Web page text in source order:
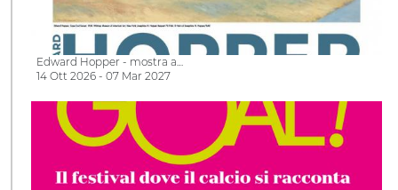
Edward Hopper - mostra a…
14 Ott 2026 - 07 Mar 2027